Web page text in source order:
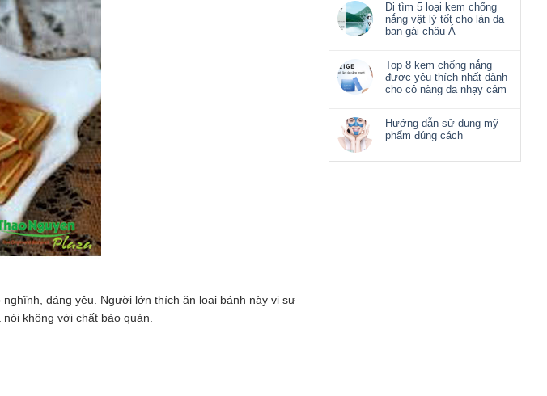
Đi tìm 5 loại kem chống
nắng vật lý tốt cho làn da
bạn gái châu Á
Top 8 kem chống nắng
được yêu thích nhất dành
cho cô nàng da nhạy cảm
Hướng dẫn sử dụng mỹ
phẩm đúng cách
đáng yêu. Người lớn thích ăn loại bánh này vị sự
không với chất bảo quản.